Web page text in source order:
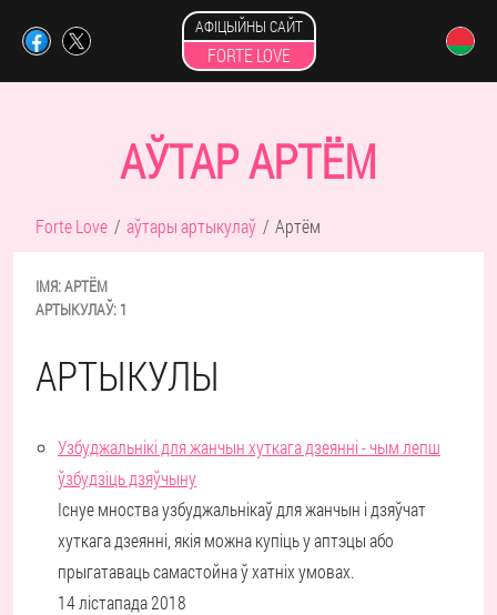
АФІЦЫЙНЫ САЙТ
FORTE LOVE
АЎТАР АРТЁМ
Forte Love аўтары артыкулаў Артём
ІМЯ:АРТЁМ
АРТЫКУЛАЎ: 1
АРТЫКУЛЫ
Узбуджальнікі для жанчын хуткага дзеянні - чым лепш
ўзбудзіць дзяўчыну
Існуе мноства узбуджальнікаў для жанчын і дзяўчат
хуткага дзеянні, якія можна купіць у аптэцы або
прыгатаваць самастойна ў хатніх умовах.
14 лістапада 2018